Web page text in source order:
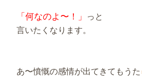
「何なのよ〜！」 っと
言いたくなります。
あ〜憤慨の感情が出てきてもうた